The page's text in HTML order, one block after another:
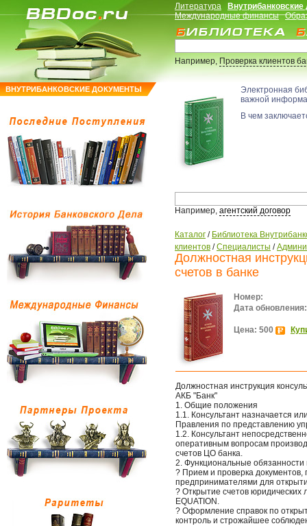
ВНУТРИБАНКОВСКИЕ ДОКУМЕНТЫ
Литература
Международные финансы
Например,Проверка клиентов
Электронная
важной
В чем
Например, агентский договор
Каталог / Библиотека
клиентов /Специалисты /
Должностная
счетов в банке
Номер:
Дата обновления:
Цена: 500
Должностная инструкция
АКБ "Банк"
1. Общие положения
1.1. Консультант назначается
Правления по представлению
1.2. Консультант
оперативным вопросам
счетов ЦО банка.
2. Функциональные обязанности
? Прием и проверка
предпринимателями для
? Открытие счетов юридических
EQUATION.
? Оформление справок по
контроль и строжайшее